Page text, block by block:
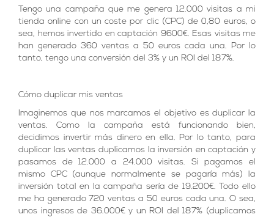
Tengo una campaña que me genera 12.000 visitas a mi
tienda online con un coste por clic (CPC) de 0,80 euros, o
sea, hemos invertido en captación 9600€. Esas visitas me
han generado 360 ventas a 50 euros cada una. Por lo
tanto, tengo una conversión del 3% y un ROI del 187%.
Cómo duplicar mis ventas
Imaginemos que nos marcamos el objetivo es duplicar la
ventas. Como la campaña está funcionando bien,
decidimos invertir más dinero en ella. Por lo tanto, para
duplicar las ventas duplicamos la inversión en captación y
pasamos de 12.000 a 24.000 visitas. Si pagamos el
mismo CPC (aunque normalmente se pagaría más) la
inversión total en la campaña sería de 19.200€. Todo ello
me ha generado 720 ventas a 50 euros cada una. O sea,
unos ingresos de 36.000€ y un ROI del 187% (duplicamos